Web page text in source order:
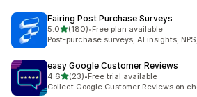
Fairing Post Purchase Surveys
5.0별 5개 중
(180)
총 리뷰 180개
•Free plan available
Post-purchase surveys, AI insights,
easy Google Customer Reviews
4.6별 5개 중
(23)
총 리뷰 23개
•Free trial available
Collect Google Customer Reviews on